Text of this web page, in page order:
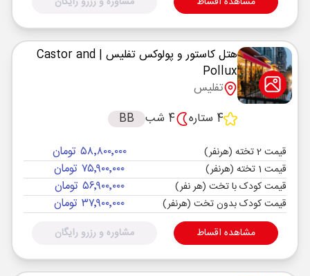
هتل کاستور و پولوکس تفلیس | Castor and
Pollux
تفلیس
4 ستاره
4 شب BB
قیمت 2 تخته (هرنفر) ۵۸٬۸۰۰٬۰۰۰ تومان
قیمت 1 تخته (هرنفر) ۷۵٬۹۰۰٬۰۰۰ تومان
قیمت کودک با تخت (هر نفر) ۵۶٬۹۰۰٬۰۰۰ تومان
قیمت کودک بدون تخت (هرنفر) ۳۷٬۹۰۰٬۰۰۰ تومان
مشاهده اقساط مشاوره و رزرو رایگان